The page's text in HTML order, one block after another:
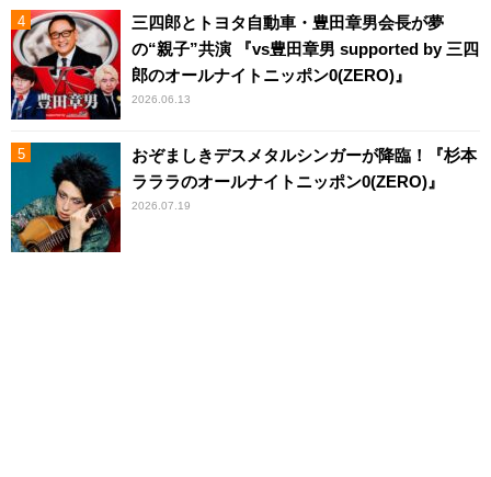
三四郎とトヨタ自動車・豊田章男会長が夢
の“親子”共演 『vs豊田章男 supported by 三四
郎のオールナイトニッポン0(ZERO)』
2026.06.13
おぞましきデスメタルシンガーが降臨！『杉本
ラララのオールナイトニッポン0(ZERO)』
2026.07.19